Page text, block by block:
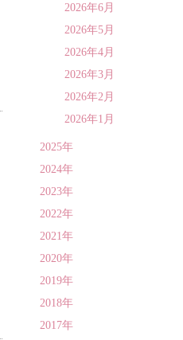
2026年6月
2026年5月
2026年4月
2026年3月
2026年2月
2026年1月
2025年
2024年
2023年
2022年
2021年
2020年
2019年
2018年
2017年